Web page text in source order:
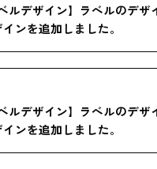
ルデザイン】ラベルのデザ
ンを追加しました。
ルデザイン】ラベルのデザ
ンを追加しました。